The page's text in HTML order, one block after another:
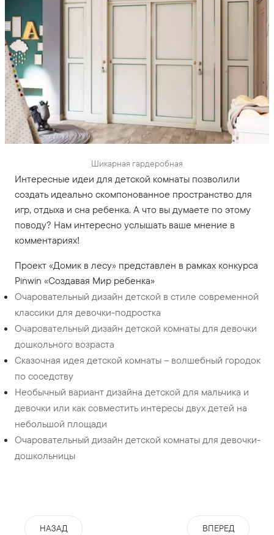
Шикарная гардеробная
Интересные идеи для детской комнаты позволили
создать идеально скомпонованное пространство для
игр, отдыха и сна ребенка. А что вы думаете по этому
поводу? Нам интересно услышать ваше мнение в
комментариях!
Проект «Домик в лесу» представлен в рамках конкурса
Pinwin «Создавая Мир ребенка»
Очаровательный дизайн детской в стиле современной
классики для девочки-подростка
Очаровательный дизайн детской комнаты для девочки
дошкольного возраста
Сказочная идея детской комнаты – волшебный городок
по соседству
Необычный вариант дизайна детской для мальчика и
девочки или как совместить интересы двух детей на
небольшой площади
Очаровательный дизайн детской комнаты для девочки-
дошкольницы
НАЗАД ВПЕРЕД